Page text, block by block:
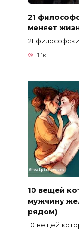
21
меняет
21
1.1к.
10 вещей
мужчину
рядом)
10 вещей